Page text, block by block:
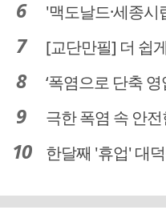
'맥도날드·세종시립박물관'
[교단만필] 더 쉽게 만
‘폭염으로 단축 영
극한 폭염 속 안전
한달째 '휴업' 대덕구